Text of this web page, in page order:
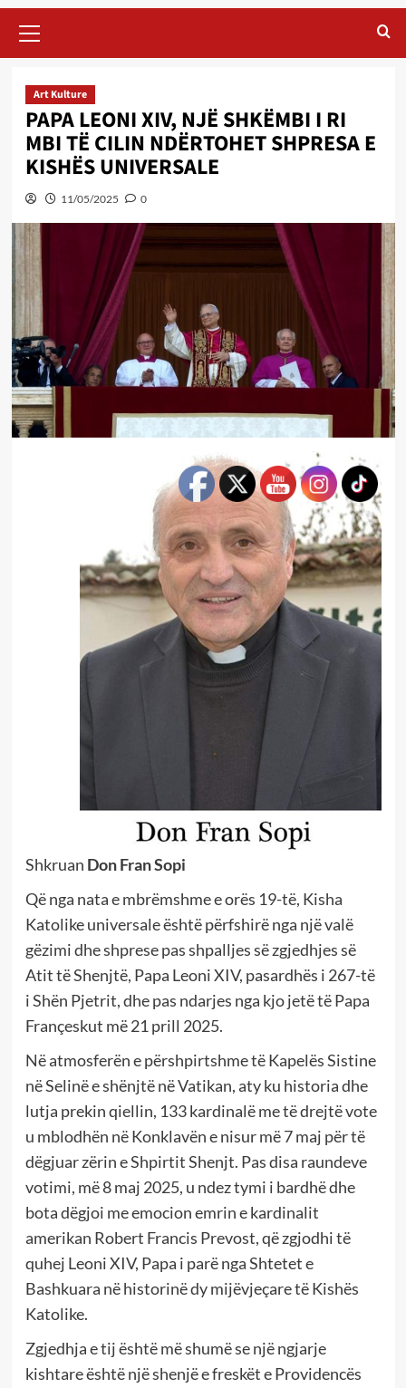
Menu
Art Kulture
PAPA LEONI XIV, NJË SHKËMBI I RI
MBI TË CILIN NDËRTOHET SHPRESA E
KISHËS UNIVERSALE
11/05/2025 0
Shkruan Don Fran Sopi
Që nga nata e mbrëmshme e orës 19-të, Kisha
Katolike universale është përfshirë nga një valë
gëzimi dhe shprese pas shpalljes së zgjedhjes së
Atit të Shenjtë, Papa Leoni XIV, pasardhës i 267-të
i Shën Pjetrit, dhe pas ndarjes nga kjo jetë të Papa
Françeskut më 21 prill 2025.
Në atmosferën e përshpirtshme të Kapelës Sistine
në Selinë e shënjtë në Vatikan, aty ku historia dhe
lutja prekin qiellin, 133 kardinalë me të drejtë vote
u mblodhën në Konklavën e nisur më 7 maj për të
dëgjuar zërin e Shpirtit Shenjt. Pas disa raundeve
votimi, më 8 maj 2025, u ndez tymi i bardhë dhe
bota dëgjoi me emocion emrin e kardinalit
amerikan Robert Francis Prevost, që zgjodhi të
quhej Leoni XIV, Papa i parë nga Shtetet e
Bashkuara në historinë dy mijëvjeçare të Kishës
Katolike.
Zgjedhja e tij është më shumë se një ngjarje
kishtare është një shenjë e freskët e Providencës